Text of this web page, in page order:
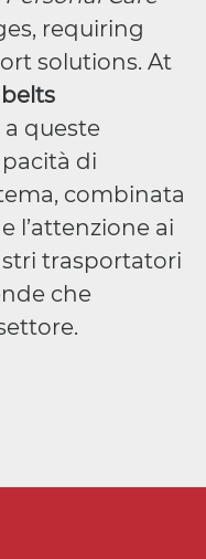
requiring
solutions. At
queste
di
combinata
l’attenzione ai
trasportatori
che